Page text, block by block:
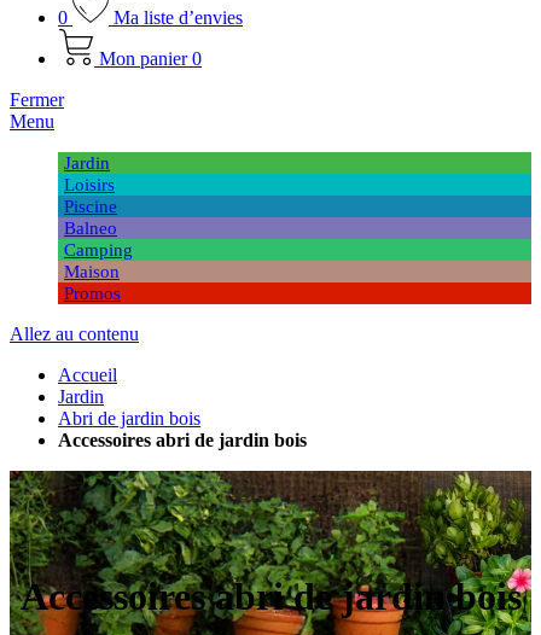
0
Ma liste d’envies
Mon panier 0
Fermer
Menu
Jardin
Loisirs
Piscine
Balneo
Camping
Maison
Promos
Allez au contenu
Accueil
Jardin
Abri de jardin bois
Accessoires abri de jardin bois
Accessoires abri de jardin bois